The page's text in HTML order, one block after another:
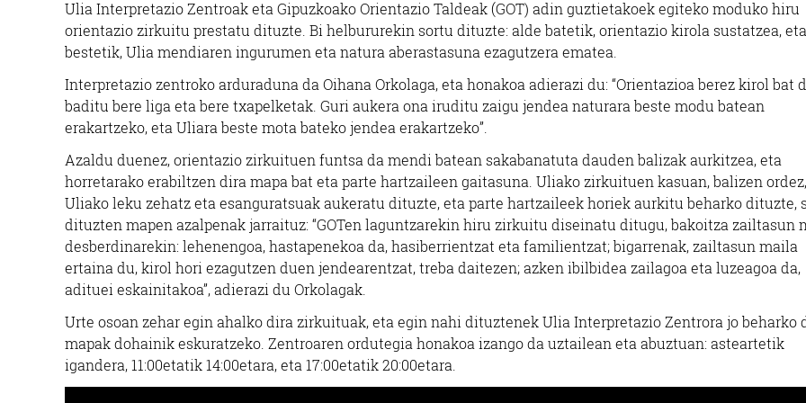
Ulia Interpretazio Zentroak eta Gipuzkoako Orientazio Taldeak (GOT) adin guztietakoek egiteko moduko hiru
orientazio zirkuitu prestatu dituzte. Bi helbururekin sortu dituzte: alde batetik, orientazio kirola sustatzea, eta
bestetik, Ulia mendiaren ingurumen eta natura aberastasuna ezagutzera ematea.
Interpretazio zentroko arduraduna da Oihana Orkolaga, eta honakoa adierazi du: “Orientazioa berez kirol bat
baditu bere liga eta bere txapelketak. Guri aukera ona iruditu zaigu jendea naturara beste modu batean
erakartzeko, eta Uliara beste mota bateko jendea erakartzeko”.
Azaldu duenez, orientazio zirkuituen funtsa da mendi batean sakabanatuta dauden balizak aurkitzea, eta
horretarako erabiltzen dira mapa bat eta parte hartzaileen gaitasuna. Uliako zirkuituen kasuan, balizen ordez,
Uliako leku zehatz eta esanguratsuak aukeratu dituzte, eta parte hartzaileek horiek aurkitu beharko dituzte,
dituzten mapen azalpenak jarraituz: “GOTen laguntzarekin hiru zirkuitu diseinatu ditugu, bakoitza zailtasun
desberdinarekin: lehenengoa, hastapenekoa da, hasiberrientzat eta familientzat; bigarrenak, zailtasun maila
ertaina du, kirol hori ezagutzen duen jendearentzat, treba daitezen; azken ibilbidea zailagoa eta luzeagoa da,
adituei eskainitakoa”, adierazi du Orkolagak.
Urte osoan zehar egin ahalko dira zirkuituak, eta egin nahi dituztenek Ulia Interpretazio Zentrora jo beharko
mapak dohainik eskuratzeko. Zentroaren ordutegia honakoa izango da uztailean eta abuztuan: asteartetik
igandera, 11:00etatik 14:00etara, eta 17:00etatik 20:00etara.